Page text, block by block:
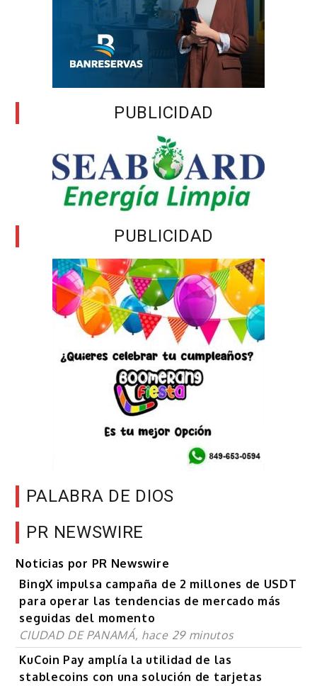
PUBLICIDAD
PUBLICIDAD
PALABRA DE DIOS
PR NEWSWIRE
Noticias por PR Newswire
BingX impulsa campaña de 2 millones de USDT
para operar las tendencias de mercado más
seguidas del momento
CIUDAD DE PANAMÁ, hace 29 minutos
KuCoin Pay amplía la utilidad de las
stablecoins con una solución de tarjetas